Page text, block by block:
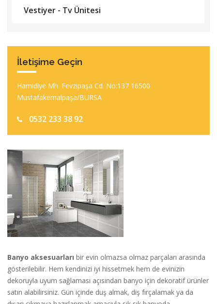
Vestiyer - Tv Ünitesi
İletişime Geçin
Hamidiye Mh. Fevzipaşa Cd. No:137 16500
Mustafakemalpaşa/BURSA
0532 233 38 92
Banyo aksesuarları bir evin olmazsa olmaz parçaları arasında
gösterilebilir. Hem kendinizi iyi hissetmek hem de evinizin
dekoruyla uyum sağlaması açısından banyo için dekoratif ürünler
satın alabilirsiniz. Gün içinde duş almak, diş fırçalamak ya da